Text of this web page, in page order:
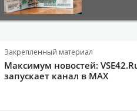
Закрепленный материал
Максимум новостей:
запускает канал в MAX